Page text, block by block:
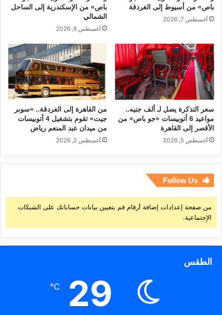
باص» من أسيوط إلى الغردقة
أغسطس 7, 2026
باص» من الإسكندرية إلى الساحل
الشمالي
أغسطس 6, 2026
سعر التذكرة يصل لـ ألف جنيه..
مواعيد 6 أتوبيسات «جو باص» من
الأقصر إلى القاهرة
أغسطس 5, 2026
من القاهرة إلى الغردقة.. «سوبر
جيت» تقوم بتشغيل 4 أتوبيسات
من ميدان عبد المنعم رياض
أغسطس 2, 2026
Follow Us
من صفحة إعدادات إضافة أرقام قم بتعيين بيانات حساباتك على الشبكات
الإجتماعية.
الطقس
29
℃